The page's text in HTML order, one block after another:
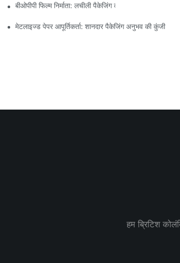
बीओपीपी फिल्म निर्माता: लचीली पैकेजिंग की रीढ़ की हड्डी
मेटलाइज्ड पेपर आपूर्तिकर्ता: शानदार पैकेजिंग अनुभव की कुंजी
हम ब्रिटिश